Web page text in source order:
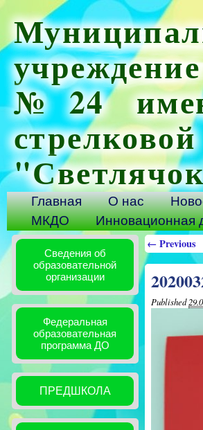
№24
Главная О нас
МКДО
Инновационная
Сведения об
образовательной
организации
Федеральная
образовательная
программа ДО
ПРЕДШКОЛА
← Previous
Published